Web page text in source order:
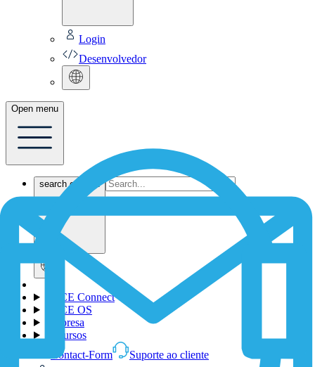
Login
Desenvolvedor
Open menu
search content
1NCE Connect
1NCE OS
Empresa
Recursos
Contact-Form
Suporte ao cliente